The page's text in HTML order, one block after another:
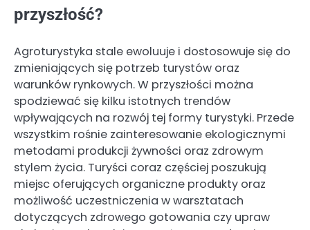
przyszłość?
Agroturystyka stale ewoluuje i dostosowuje się do
zmieniających się potrzeb turystów oraz
warunków rynkowych. W przyszłości można
spodziewać się kilku istotnych trendów
wpływających na rozwój tej formy turystyki. Przede
wszystkim rośnie zainteresowanie ekologicznymi
metodami produkcji żywności oraz zdrowym
stylem życia. Turyści coraz częściej poszukują
miejsc oferujących organiczne produkty oraz
możliwość uczestniczenia w warsztatach
dotyczących zdrowego gotowania czy upraw